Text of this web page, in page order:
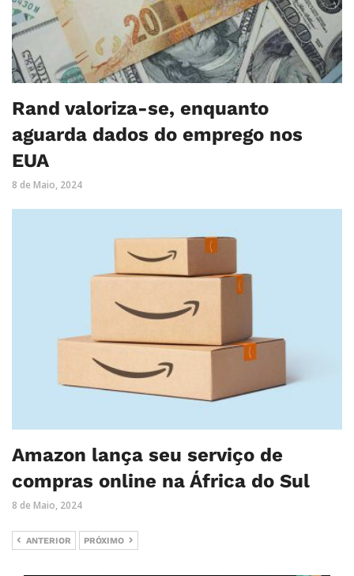
Rand valoriza-se, enquanto
aguarda dados do emprego nos
EUA
8 de Maio, 2024
Amazon lança seu serviço de
compras online na África do Sul
8 de Maio, 2024
ANTERIOR PRÓXIMO